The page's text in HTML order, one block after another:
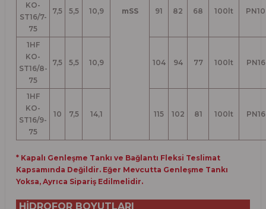
mSS
KO-
ST16/7-
75
7,5 5,5 10,9 91 82 68 100lt PN10
1HF
KO-
ST16/8-
75
7,5 5,5 10,9 104 94 77 100lt PN16
1HF
KO-
ST16/9-
75
10 7,5 14,1 115 102 81 100lt PN16
* Kapalı Genleşme Tankı ve Bağlantı Fleksi Teslimat
Kapsamında Değildir. Eğer Mevcutta Genleşme Tankı
Yoksa, Ayrıca Sipariş Edilmelidir.
HİDROFOR BOYUTLARI